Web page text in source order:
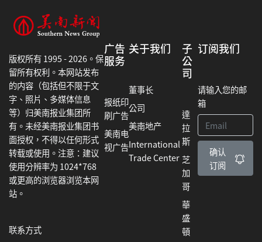
版权所有 1995 - 2026。保
留所有权利。本网站发布
的内容（包括但不限于文
字、照片、多媒体信息
等）归美南报业集团所
有。未经美南报业集团书
面授权，不得以任何形式
转载或使用。注意：建议
使用分辨率为 1024*768
或更高的浏览器浏览本网
站。
联系方式
广告
服务
报纸印
刷广告
美南电
视广告
关于我们
董事长
公司
美南地产
International
Trade Center
子
公
司
達
拉
斯
芝
加
哥
華
盛
頓
订阅我们
请输入您的邮
箱
确认
订阅